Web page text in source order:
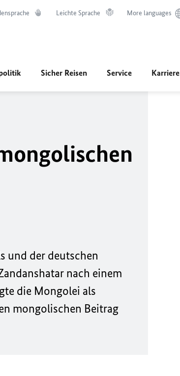
Leichte Sprache More languages
Sicher Reisen Service Karriere
und der deutschen
nach einem
die Mongolei als
mongolischen Beitrag